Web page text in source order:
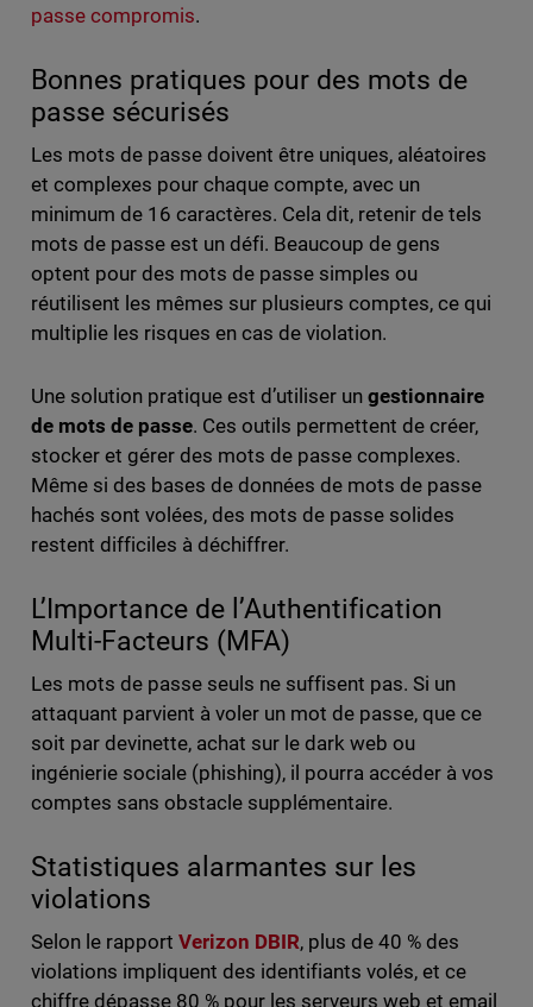
passe compromis.
Bonnes pratiques pour des mots de
passe sécurisés
Les mots de passe doivent être uniques, aléatoires
et complexes pour chaque compte, avec un
minimum de 16 caractères. Cela dit, retenir de tels
mots de passe est un défi. Beaucoup de gens
optent pour des mots de passe simples ou
réutilisent les mêmes sur plusieurs comptes, ce qui
multiplie les risques en cas de violation.
Une solution pratique est d’utiliser ungestionnaire
de mots de passe. Ces outils permettent de créer,
stocker et gérer des mots de passe complexes.
Même si des bases de données de mots de passe
hachés sont volées, des mots de passe solides
restent difficiles à déchiffrer.
L’Importance de l’Authentification
Multi-Facteurs (MFA)
Les mots de passe seuls ne suffisent pas. Si un
attaquant parvient à voler un mot de passe, que ce
soit par devinette, achat sur le dark web ou
ingénierie sociale (phishing), il pourra accéder à vos
comptes sans obstacle supplémentaire.
Statistiques alarmantes sur les
violations
Selon le rapport Verizon DBIR, plus de 40 % des
violations impliquent des identifiants volés, et ce
chiffre dépasse 80 % pour les serveurs web et email